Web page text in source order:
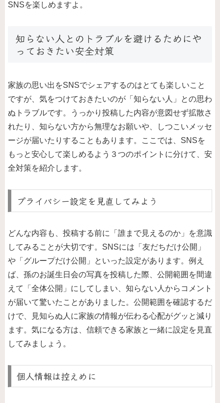
SNSを楽しめますよ。
知らない人とのトラブルを避けるためにや
っておきたい安全対策
家族の思い出をSNSでシェアするのはとても楽しいこと
ですが、気をつけておきたいのが「知らない人」との思わ
ぬトラブルです。うっかり投稿した内容が意図せず拡散さ
れたり、知らない方から無理なお願いや、しつこいメッセ
ージが届いたりすることもあります。ここでは、SNSを
もっと安心して楽しめるよう３つのポイントに分けて、安
全対策を紹介します。
プライバシー設定を見直してみよう
どんな内容も、投稿する前に「誰まで見えるのか」を意識
してみることが大切です。SNSには「友だちだけ公開」
や「グループだけ公開」といった設定があります。例え
ば、孫のお誕生日会の写真を投稿した際、公開範囲を間違
えて「全体公開」にしてしまい、知らない人からコメント
が届いて驚いたことがありました。公開範囲を確認するだ
けで、見知らぬ人に家族の情報が伝わる心配がグッと減り
ます。気になる方は、信頼できる家族と一緒に設定を見直
してみましょう。
個人情報は控えめに